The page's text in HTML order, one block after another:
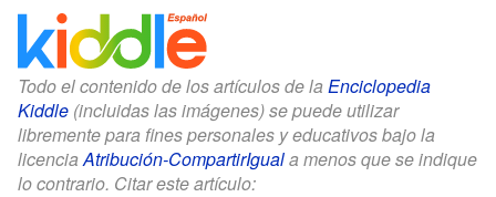
Todo el contenido de los artículos de la Enciclopedia
Kiddle (incluidas las imágenes) se puede utilizar
libremente para fines personales y educativos bajo la
licenciaAtribución-CompartirIguala menos que se indique
lo contrario. Citar este artículo: